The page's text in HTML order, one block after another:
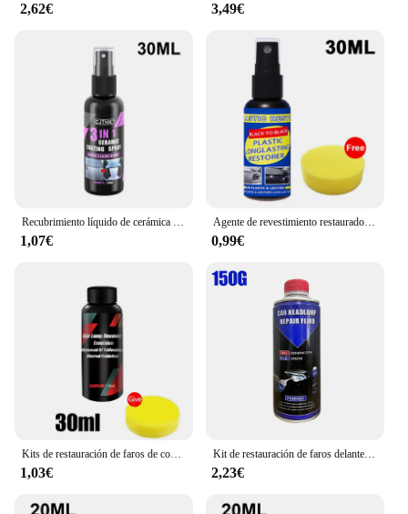
2,62€ 3,49€
Recubrimiento líquido de cerámica para coche, Nano Cristal, capa hidrofóbica, agente de recubrimiento de pintura de pulido, revestimiento de Nanos
1,07€
Agente de revestimiento restaurador de plástico para coche, reparación Exterior de goma de plástico automático, agente de restauración de actualización limpia, sello brillante Negro
0,99€
Kits de restauración de faros de coche, kit de reparación de faros, pulidor de luz, pasta de limpieza, agente de Restauración de Pintura
1,03€
Kit de restauración de faros delanteros de coche, herramienta de Cuidado Automotriz, juego de restauración de faros delanteros, líquido de restauración
2,23€